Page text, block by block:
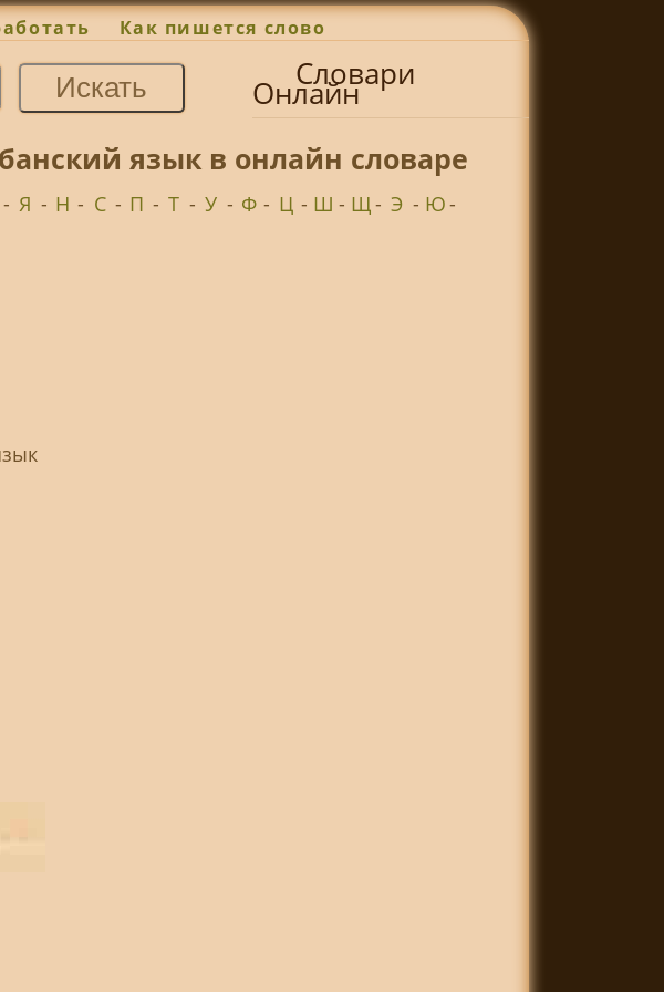
Как пишется слово
Словари
Онлайн
язык в онлайн словаре
- Я - Н - С - П - Т - У - Ф - Ц - Ш - Щ- Э - Ю-